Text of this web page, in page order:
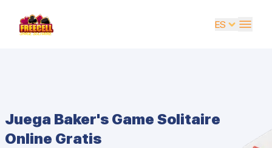
ES
ES
Juega Baker's Game Solitaire
Online Gratis